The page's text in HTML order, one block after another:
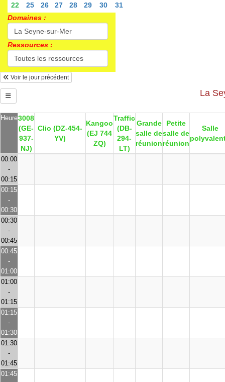
22
25 26 27 28 29 30
31
Domaines :
Ressources :
Voir le jour précédent
La
Heure3008
(GE-
937-
NJ)
Clio (DZ-454-
YV)
Kangoo
(EJ 744
ZQ)
Traffic
(DB-
294-
LT)
Grande
salle de
réunion
Petite
salle de
réunion
Salle
00:00
-
00:15
00:15
-
00:30
00:30
-
00:45
00:45
-
01:00
01:00
-
01:15
01:15
-
01:30
01:30
-
01:45
01:45